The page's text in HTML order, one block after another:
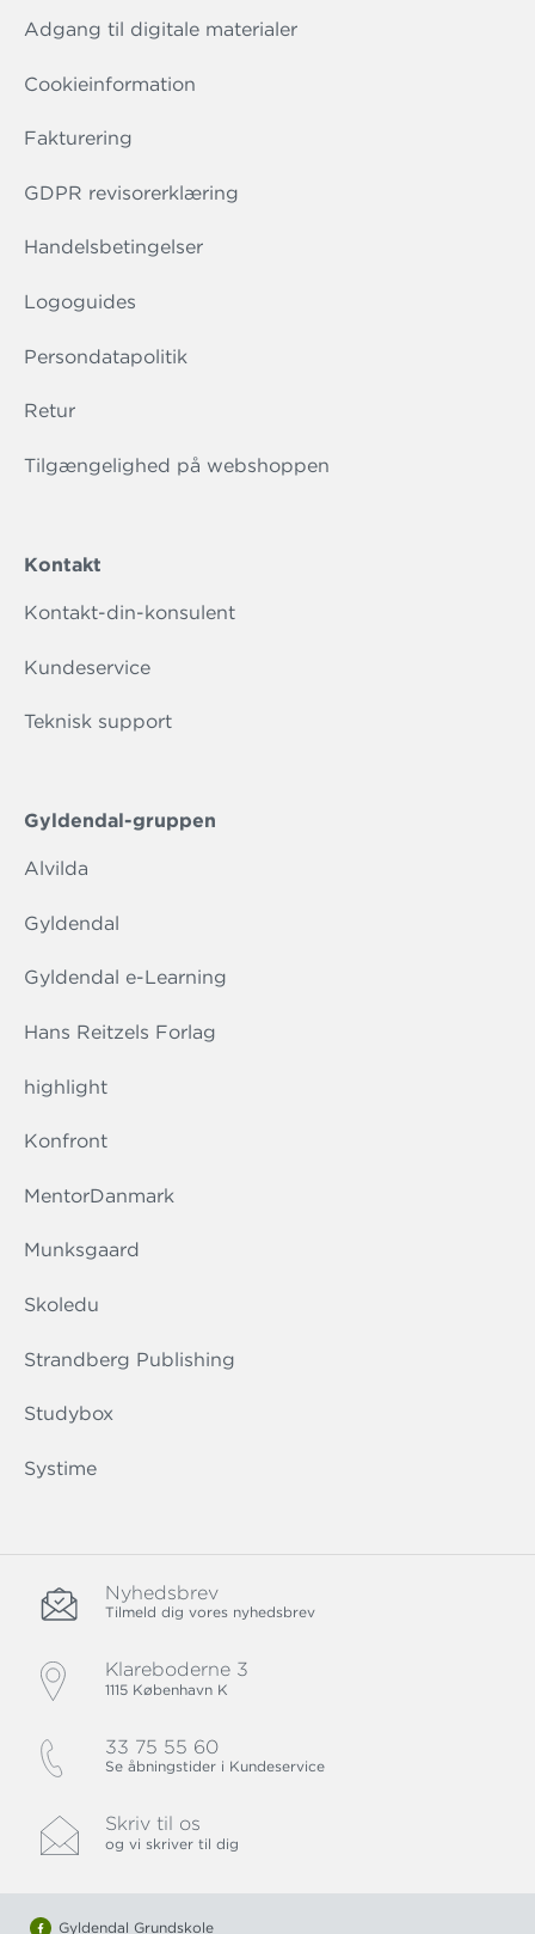
Adgang til digitale materialer
Cookieinformation
Fakturering
GDPR revisorerklæring
Handelsbetingelser
Logoguides
Persondatapolitik
Retur
Tilgængelighed på webshoppen
Kontakt
Kontakt-din-konsulent
Kundeservice
Teknisk support
Gyldendal-gruppen
Alvilda
Gyldendal
Gyldendal e-Learning
Hans Reitzels Forlag
highlight
Konfront
MentorDanmark
Munksgaard
Skoledu
Strandberg Publishing
Studybox
Systime
Nyhedsbrev
Tilmeld dig vores nyhedsbrev
Klareboderne 3
1115 København K
33 75 55 60
Se åbningstider i Kundeservice
Skriv til os
og vi skriver til dig
Gyldendal Grundskole